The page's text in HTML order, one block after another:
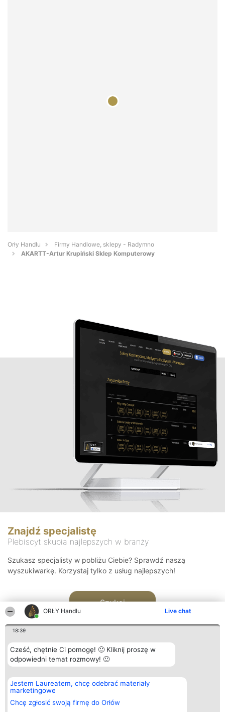
ORŁY Handlu Live chat
18:39
Cześć, chętnie Ci pomogę! 🙂 Kliknij proszę w
odpowiedni temat rozmowy! 🙂
Jestem Laureatem, chcę odebrać materiały
marketingowe
Chcę zgłosić swoją firmę do Orłów
Orły Handlu
Firmy Handlowe, sklepy - Radymno
AKARTT-Artur Krupiński Sklep Komputerowy
Znajdź specjalistę
Plebiscyt skupia najlepszych w branży
Szukasz specjalisty w pobliżu Ciebie? Sprawdź naszą
wyszukiwarkę. Korzystaj tylko z usług najlepszych!
Szukaj
Organizator plebiscytu
Bright Side Solutions sp. z o.
o. sp. k.
ul. Ruska 22
Wrocław 50-079
Plebiscyt
Laureaci
wszystkich
Laureatów
Kontakt
Kontakt